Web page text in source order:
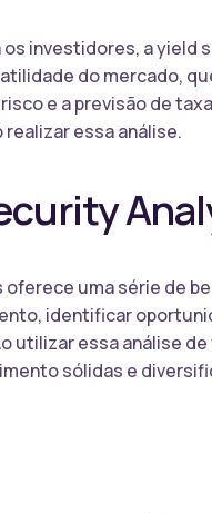
investidores, a
do mercado,
e a previsão de
essa análise.
uma série de
identificar
utilizar essa análise
sólidas e